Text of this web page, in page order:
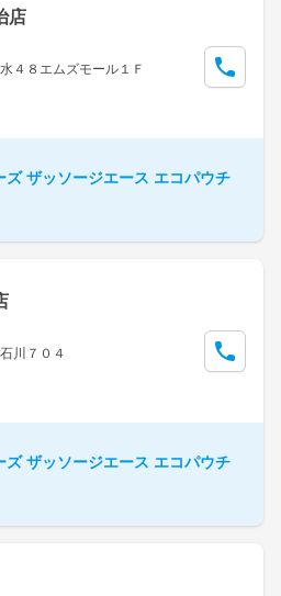
店
４８エムズモール１Ｆ
ズ ザッソージエース エコパウチ
川７０４
ズ ザッソージエース エコパウチ